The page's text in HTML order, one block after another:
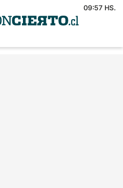
09:57 HS.